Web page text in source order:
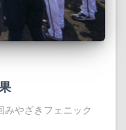
やざきフェニック